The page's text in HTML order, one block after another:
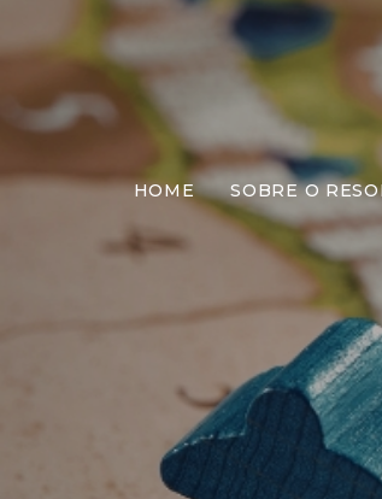
HOME SOBRE O